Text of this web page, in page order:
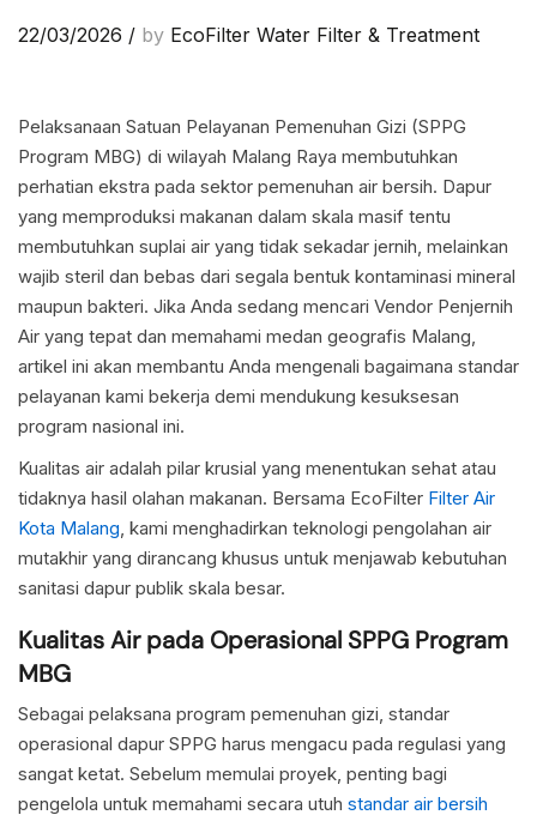
22/03/2026 / by EcoFilter Water Filter & Treatment
Pelaksanaan Satuan Pelayanan Pemenuhan Gizi (SPPG
Program MBG) di wilayah Malang Raya membutuhkan
perhatian ekstra pada sektor pemenuhan air bersih. Dapur
yang memproduksi makanan dalam skala masif tentu
membutuhkan suplai air yang tidak sekadar jernih, melainkan
wajib steril dan bebas dari segala bentuk kontaminasi mineral
maupun bakteri. Jika Anda sedang mencari Vendor Penjernih
Air yang tepat dan memahami medan geografis Malang,
artikel ini akan membantu Anda mengenali bagaimana standar
pelayanan kami bekerja demi mendukung kesuksesan
program nasional ini.
Kualitas air adalah pilar krusial yang menentukan sehat atau
tidaknya hasil olahan makanan. Bersama EcoFilter Filter Air
Kota Malang, kami menghadirkan teknologi pengolahan air
mutakhir yang dirancang khusus untuk menjawab kebutuhan
sanitasi dapur publik skala besar.
Kualitas Air pada Operasional SPPG Program
MBG
Sebagai pelaksana program pemenuhan gizi, standar
operasional dapur SPPG harus mengacu pada regulasi yang
sangat ketat. Sebelum memulai proyek, penting bagi
pengelola untuk memahami secara utuh standar air bersih